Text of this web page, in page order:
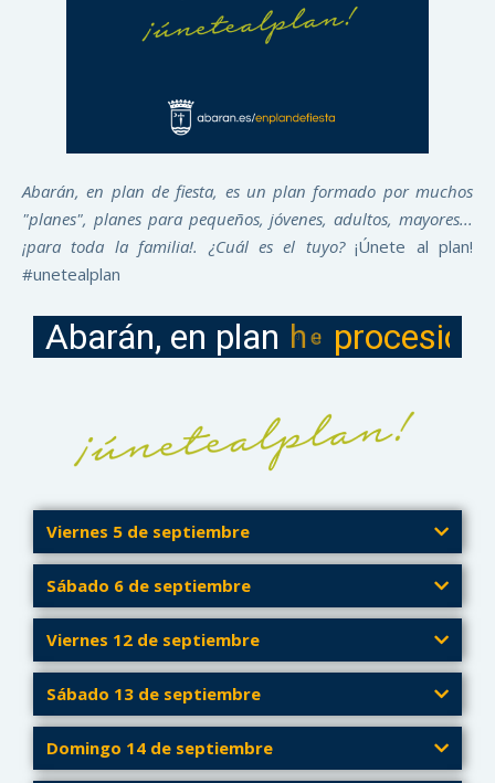
Abarán, en plan de fiesta, es un plan formado por muchos
"planes", planes para pequeños, jóvenes, adultos, mayores...
¡para toda la familia!. ¿Cuál es el tuyo?¡Únete al plan!
#unetealplan
Abarán, en plan huertano
Viernes 5 de septiembre
Sábado 6 de septiembre
Viernes 12 de septiembre
Sábado 13 de septiembre
Domingo 14 de septiembre